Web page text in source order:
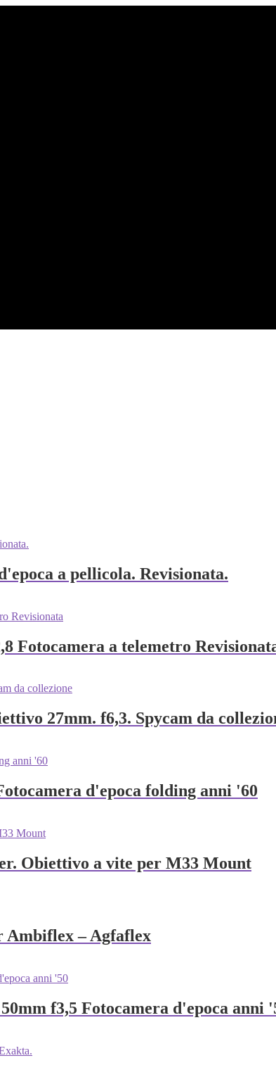
a pellicola. Revisionata.
Fotocamera a telemetro
27mm. f6,3. Spycam da
d'epoca folding anni '60
Obiettivo a vite per M33 Mount
Ambiflex – Agfaflex
f3,5 Fotocamera d'epoca anni